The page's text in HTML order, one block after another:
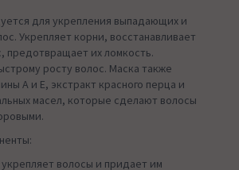
для укрепления выпадающих и
Укрепляет корни, восстанавливает
предотвращает их ломкость.
росту волос. Маска также
А и Е, экстракт красного перца и
масел, которые сделают волосы
волосы и придает им